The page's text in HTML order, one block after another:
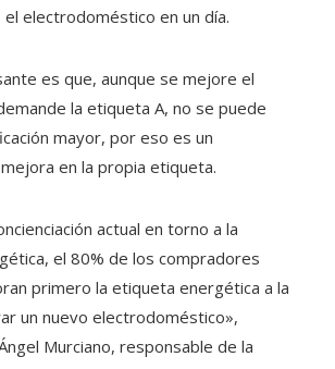
electrodoméstico en un día.
es que, aunque se mejore el
la etiqueta A, no se puede
mayor, por eso es un
en la propia etiqueta.
actual en torno a la
el 80% de los compradores
primero la etiqueta energética a la
un nuevo electrodoméstico»,
Murciano, responsable de la